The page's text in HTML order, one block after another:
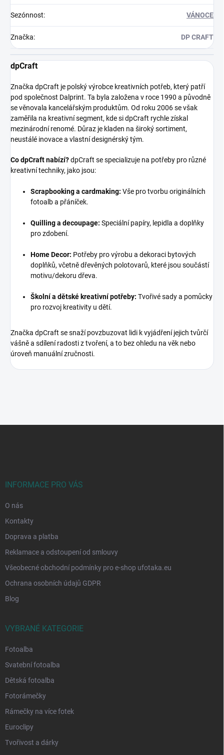
Sezónnost: VÁNOCE
Značka: DP CRAFT
dpCraft
Značka dpCraft je polský výrobce kreativních potřeb, který patří
pod společnost Dalprint. Ta byla založena v roce 1990 a původně
se věnovala kancelářským produktům. Od roku 2006 se však
zaměřila na kreativní segment, kde si dpCraft rychle získal
mezinárodní renomé. Důraz je kladen na široký sortiment,
neustálé inovace a vlastní designérský tým.
Co dpCraft nabízí?dpCraft se specializuje na potřeby pro různé
kreativní techniky, jako jsou:
Scrapbooking a cardmaking: Vše pro tvorbu originálních
fotoalb a přáníček.
Quilling a decoupage: Speciální papíry, lepidla a doplňky
pro zdobení.
Home Decor: Potřeby pro výrobu a dekoraci bytových
doplňků, včetně dřevěných polotovarů, které jsou součástí
motivu/dekoru dřeva.
Školní a dětské kreativní potřeby: Tvořivé sady a pomůcky
pro rozvoj kreativity u dětí.
Značka dpCraft se snaží povzbuzovat lidi k vyjádření jejich tvůrčí
vášně a sdílení radosti z tvoření, a to bez ohledu na věk nebo
úroveň manuální zručnosti.
INFORMACE PRO VÁS
O nás
Kontakty
Doprava a platba
Reklamace a odstoupení od smlouvy
Všeobecné obchodní podmínky pro e-shop ufotaka.eu
Ochrana osobních údajů GDPR
Blog
VYBRANÉ KATEGORIE
Fotoalba
Svatební fotoalba
Dětská fotoalba
Fotorámečky
Rámečky na více fotek
Euroclipy
Tvořivost a dárky